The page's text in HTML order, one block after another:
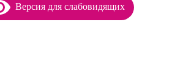
Версия для слабовидящих